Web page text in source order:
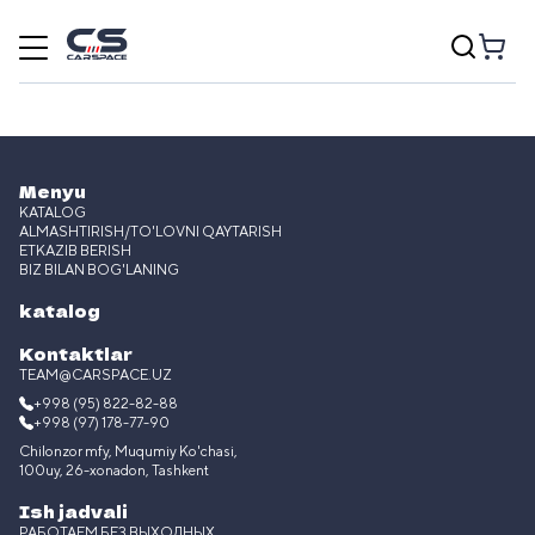
Menyu
KATALOG
ALMASHTIRISH/TO'LOVNI QAYTARISH
ETKAZIB BERISH
BIZ BILAN BOG'LANING
katalog
Kontaktlar
TEAM@CARSPACE.UZ
+998 (95) 822-82-88
+998 (97) 178-77-90
Chilonzor mfy, Muqumiy Ko'chasi,
100uy, 26-xonadon, Tashkent
Ish jadvali